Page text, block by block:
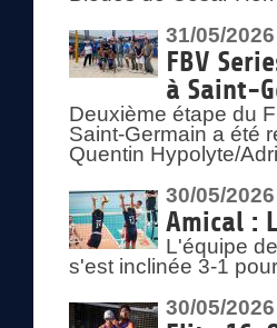
31/05/2026
FBV
à Saint-
Deuxième étape du
Saint-Germain a été
Quentin Hypolyte/
30/05/2026
Amical :
L'équipe
s'est inclinée 3-1
30/05/2026